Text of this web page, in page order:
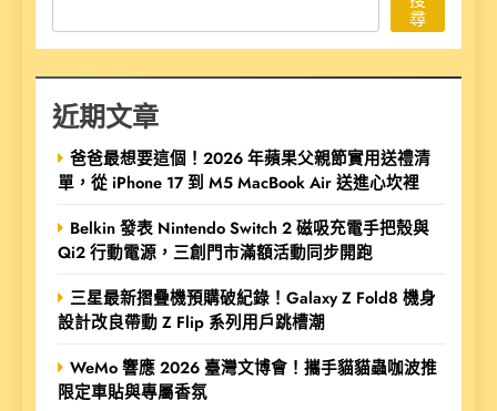
尋
近期文章
爸爸最想要這個！2026 年蘋果父親節實用送禮清
單，從 iPhone 17 到 M5 MacBook Air 送進心坎裡
Belkin 發表 Nintendo Switch 2 磁吸充電手把殼與
Qi2 行動電源，三創門市滿額活動同步開跑
三星最新摺疊機預購破紀錄！Galaxy Z Fold8 機身
設計改良帶動 Z Flip 系列用戶跳槽潮
WeMo 響應 2026 臺灣文博會！攜手貓貓蟲咖波推
限定車貼與專屬香氛